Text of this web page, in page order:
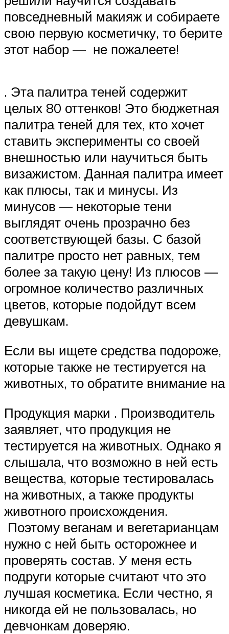
повседневный макияж и собираете
свою первую косметичку, то берите
этот набор — не пожалеете!
. Эта палитра теней содержит
целых 80 оттенков! Это бюджетная
палитра теней для тех, кто хочет
ставить эксперименты со своей
внешностью или научиться быть
визажистом. Данная палитра имеет
как плюсы, так и минусы. Из
минусов — некоторые тени
выглядят очень прозрачно без
соответствующей базы. С базой
палитре просто нет равных, тем
более за такую цену! Из плюсов —
огромное количество различных
цветов, которые подойдут всем
девушкам.
Если вы ищете средства подороже,
которые также не тестируется на
животных, то обратите внимание на
Продукция марки . Производитель
заявляет, что продукция не
тестируется на животных. Однако я
слышала, что возможно в ней есть
вещества, которые тестировалась
на животных, а также продукты
животного происхождения.
Поэтому веганам и вегетарианцам
нужно с ней быть осторожнее и
проверять состав. У меня есть
подруги которые считают что это
лучшая косметика. Если честно, я
никогда ей не пользовалась, но
девчонкам доверяю.